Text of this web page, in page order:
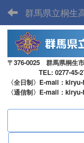
群馬県立桐生
〒376-0025 群馬県桐生
TEL: 0277-45-
〈全日制〉E-mail：
〈通信制〉E-mail：